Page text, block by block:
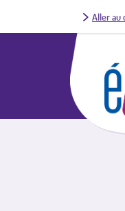
Aller au